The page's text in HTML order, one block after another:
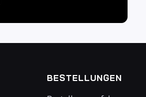
BESTELLUNGEN